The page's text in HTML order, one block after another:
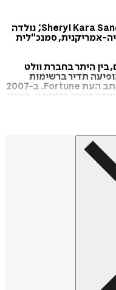
(באנגלית: Sheryl Kara Sandberg; נולדה
יהודיה-אמריקנית, סמנכ"לית
בין היתר בחברת וולט
תדיר ברשימות
"הנשים החזקות ביותר בעסקים" של כתב העת Fortune. ב-2007
פורבס.